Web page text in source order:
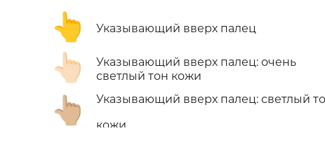
👆 Указывающий вверх палец
👆🏻
Указывающий вверх палец: очень
светлый тон кожи
👆🏼
Указывающий вверх палец: светлый
кожи